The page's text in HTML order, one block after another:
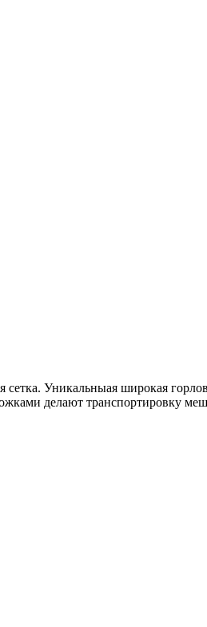
Уникальныая широкая
делают транспортировку